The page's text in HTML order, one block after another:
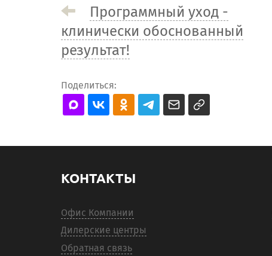
Программный уход -
клинически обоснованный
результат!
Поделиться:
КОНТАКТЫ
Офис Компании
Дилерские центры
Обратная связь